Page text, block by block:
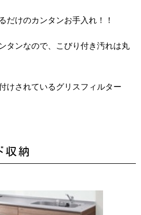
だけのカンタンお手入れ！！
タンなので、こびり付き汚れは丸
けされているグリスフィルター
収納